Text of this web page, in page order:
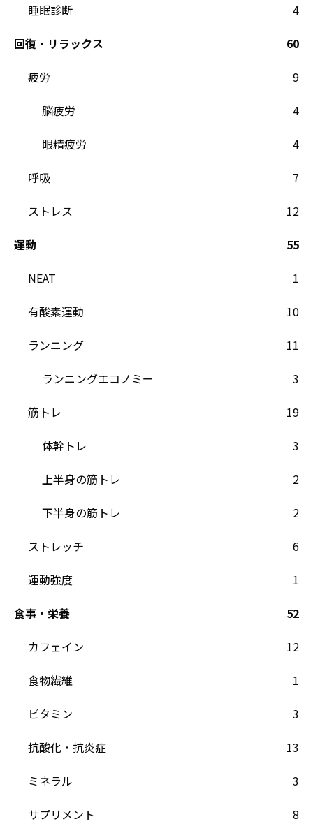
睡眠診断
4
回復・リラックス
60
疲労
9
脳疲労
4
眼精疲労
4
呼吸
7
ストレス
12
運動
55
NEAT
1
有酸素運動
10
ランニング
11
ランニングエコノミー
3
筋トレ
19
体幹トレ
3
上半身の筋トレ
2
下半身の筋トレ
2
ストレッチ
6
運動強度
1
食事・栄養
52
カフェイン
12
食物繊維
1
ビタミン
3
抗酸化・抗炎症
13
ミネラル
3
サプリメント
8